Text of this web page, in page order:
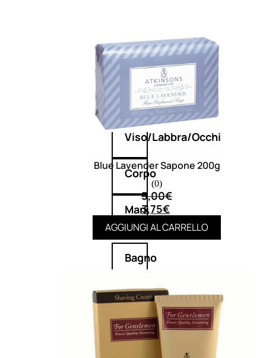
Profumi
nature
Viso/Labbra/Occhi
Corpo
Mani
Bagno
Detergenza
Trattamenti
viso
Blue Lavender Sapone 200g
(0)
5,00€
3,75€
AGGIUNGI AL CARRELLO